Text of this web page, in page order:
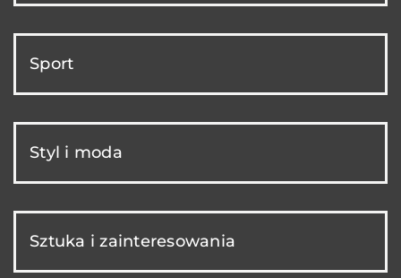
Sport
Styl i moda
Sztuka i zainteresowania